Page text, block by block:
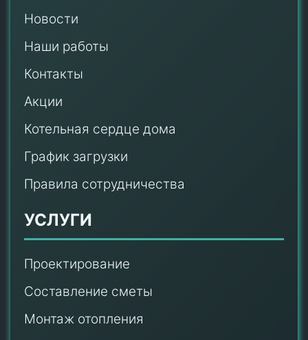
Новости
Наши работы
Контакты
Акции
Котельная сердце дома
График загрузки
Правила сотрудничества
УСЛУГИ
Проектирование
Составление сметы
Монтаж отопления